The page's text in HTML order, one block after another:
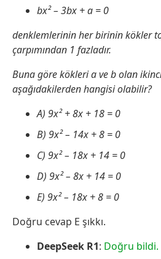
bx² – 3bx + a = 0
denklemlerinin her birinin kökler
çarpımından 1 fazladır.
Buna göre kökleri a ve b olan
aşağıdakilerden hangisi olabilir?
A) 9x² + 8x + 18 = 0
B) 9x² – 14x + 8 = 0
C) 9x² – 18x + 14 = 0
D) 9x² – 8x + 14 = 0
E) 9x² – 18x + 8 = 0
Doğru cevap E şıkkı.
DeepSeek R1: Doğru bildi.